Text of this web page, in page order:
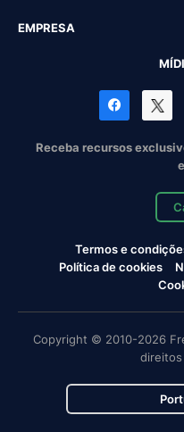
EMPRESA
Receba recursos
Termos e
Política de cookies
Copyright © 2010-2026